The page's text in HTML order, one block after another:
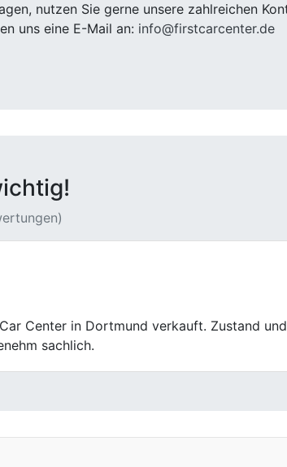
nutzen Sie gerne unsere zahlreichen
uns eine E-Mail an: info@firstcarcenter.de
ist. Genau das war bei First Car